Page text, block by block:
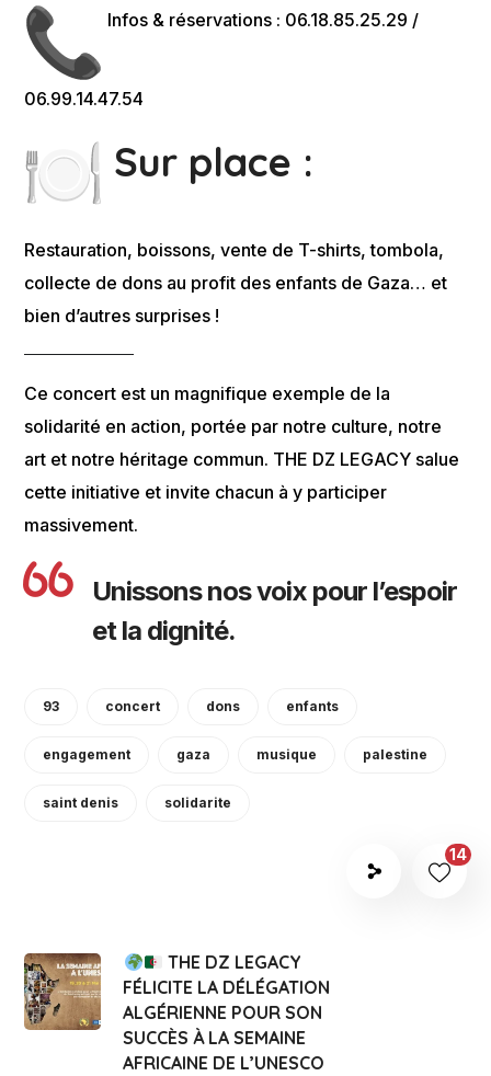
Infos & réservations : 06.18.85.25.29 /
06.99.14.47.54
Sur place :
Restauration, boissons, vente de T-shirts, tombola,
collecte de dons au profit des enfants de Gaza… et
bien d’autres surprises !
Ce concert est un magnifique exemple de la
solidarité en action, portée par notre culture, notre
art et notre héritage commun. THE DZ LEGACY salue
cette initiative et invite chacun à y participer
massivement.
Unissons nos voix pour l’espoir
et la dignité.
93 concert dons enfants
engagement gaza musique palestine
saint denis solidarite
14
THE DZ LEGACY
FÉLICITE LA DÉLÉGATION
ALGÉRIENNE POUR SON
SUCCÈS À LA SEMAINE
AFRICAINE DE L’UNESCO